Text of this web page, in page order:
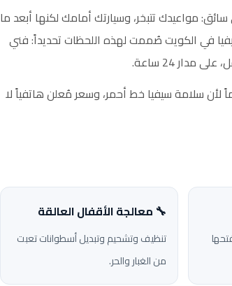
مواعيدك تتبخر، وسيارتك أمامك لكنها أبعد ما
في الكويت صُممت لهذه اللحظات تحديداً: فني
24 ساعة.
سلامة سيفيا خط أحمر، وسعر مُعلن هاتفياً لا
🔧 معالجة الأقفال العالقة
تنظيف وتشحيم وتبديل أسطوانات تعبت
من الغبار والحر.